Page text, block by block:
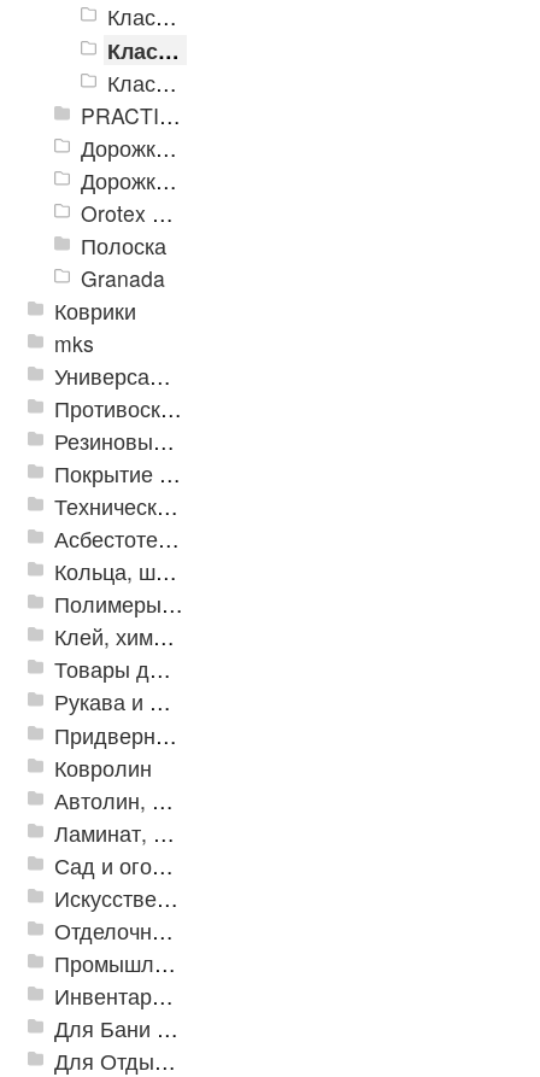
Классик коричневый
Классик серый
Классик черный
PRACTICAL
Дорожка влаговпитывающая Лидер XL
Дорожки «Фаворит»
Orotex GIN
Полоска
Granada
Коврики
mks
Универсальные модульные покрытия
Противоскользящая защита для лестниц, профили, ленты
Резиновые и ПВХ дорожки
Покрытие из резиновой крошки
Техническая резина
Асбестотехнические и теплоизоляционные материалы
Кольца, шайбы, манжеты
Полимеры и пластики
Клей, химия, сопутствующие товары
Товары для дома
Рукава и шланги промышленные
Придверные решетки
Ковролин
Автолин, Транслин, Линолеум
Ламинат, Кварцвиниловая плитка SPC
Сад и огород
Искусственная трава
Отделочные профили
Промышленный текстиль
Инвентарь для клининга
Для Бани и Сауны
Для Отдыха и Пикника